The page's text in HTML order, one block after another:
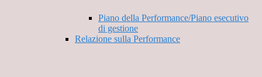
Piano della Performance/Piano esecutivo
di gestione
Relazione sulla Performance